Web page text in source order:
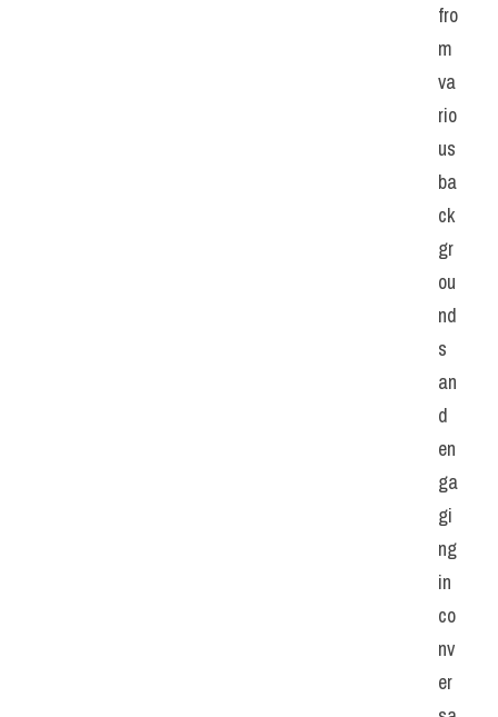
fro
m
va
rio
us
ba
ck
gr
ou
nd
s
an
d
en
ga
gi
ng
in
co
nv
er